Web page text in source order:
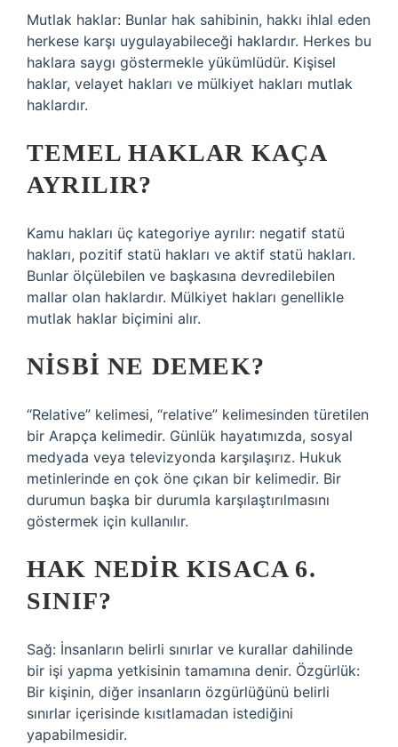
Mutlak haklar: Bunlar hak sahibinin, hakkı ihlal eden
herkese karşı uygulayabileceği haklardır. Herkes bu
haklara saygı göstermekle yükümlüdür. Kişisel
haklar, velayet hakları ve mülkiyet hakları mutlak
haklardır.
TEMEL HAKLAR KAÇA
AYRILIR?
Kamu hakları üç kategoriye ayrılır: negatif statü
hakları, pozitif statü hakları ve aktif statü hakları.
Bunlar ölçülebilen ve başkasına devredilebilen
mallar olan haklardır. Mülkiyet hakları genellikle
mutlak haklar biçimini alır.
NISBI NE DEMEK?
“Relative” kelimesi, “relative” kelimesinden türetilen
bir Arapça kelimedir. Günlük hayatımızda, sosyal
medyada veya televizyonda karşılaşırız. Hukuk
metinlerinde en çok öne çıkan bir kelimedir. Bir
durumun başka bir durumla karşılaştırılmasını
göstermek için kullanılır.
HAK NEDIR KISACA 6.
SINIF?
Sağ: İnsanların belirli sınırlar ve kurallar dahilinde
bir işi yapma yetkisinin tamamına denir. Özgürlük:
Bir kişinin, diğer insanların özgürlüğünü belirli
sınırlar içerisinde kısıtlamadan istediğini
yapabilmesidir.